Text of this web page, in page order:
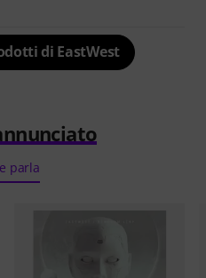
di EastWest
parla